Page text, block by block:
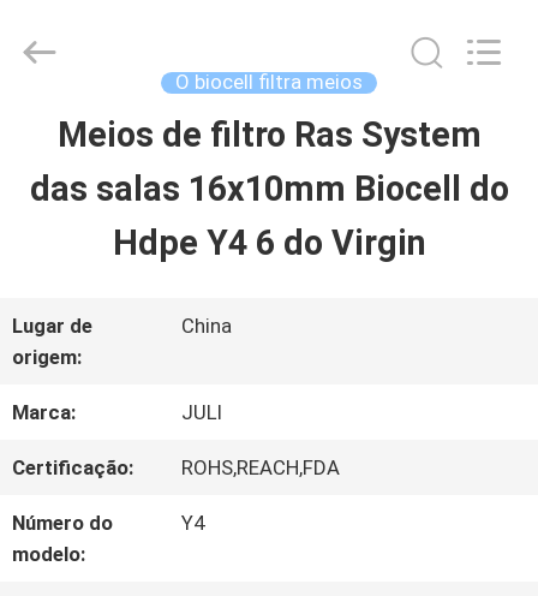
PARA
CASA
SOBRE
NÓS
VISITA
À
LuoX
Plastic
O biocell filtra meios
Meios de filtro Ras System
das salas 16x10mm Biocell do
Hdpe Y4 6 do Virgin
Lugar de
origem:
China
Marca: JULI
Certificação: ROHS,REACH,FDA
Número do
modelo:
Y4